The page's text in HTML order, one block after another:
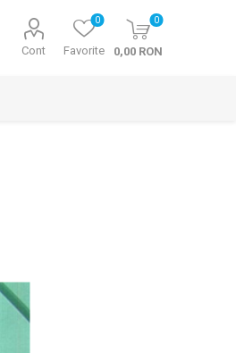
Cont Favorite
0 0
0,00 RON